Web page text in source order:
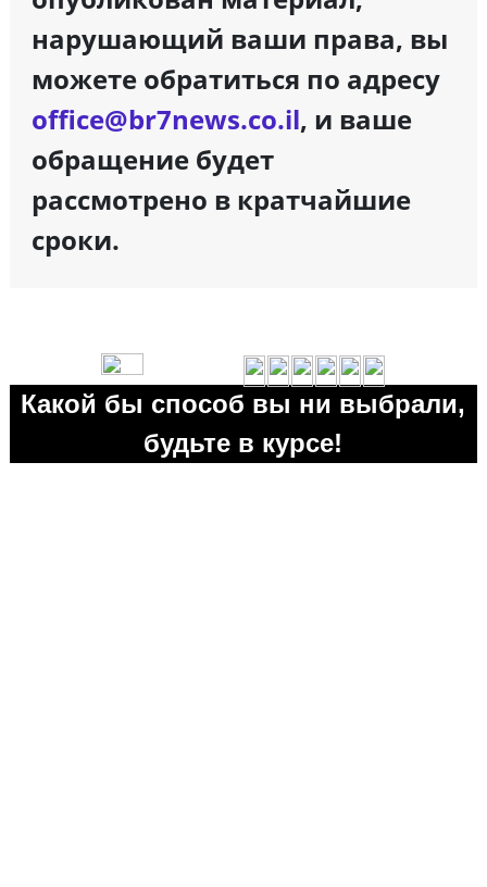
нарушающий ваши права, вы
можете обратиться по адресу
office@br7news.co.il, и ваше
обращение будет
рассмотрено в кратчайшие
сроки.
Какой бы способ вы ни выбрали,
будьте в курсе!